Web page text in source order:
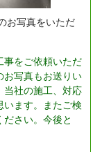
お写真をいただ
事をご依頼いただ
お写真もお送りい
当社の施工、対応
います。またご検
さい。今後と